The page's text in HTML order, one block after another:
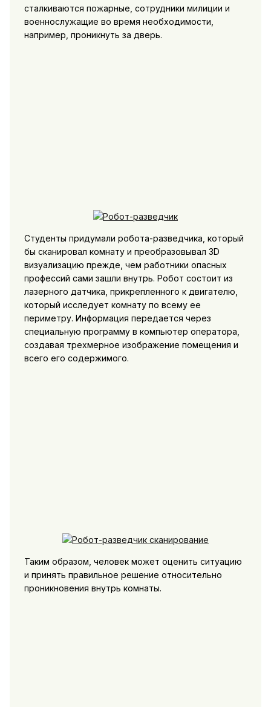
сталкиваются пожарные, сотрудники милиции и
военнослужащие во время необходимости,
например, проникнуть за дверь.
Студенты придумали робота-разведчика, который
бы сканировал комнату и преобразовывал 3D
визуализацию прежде, чем работники опасных
профессий сами зашли внутрь. Робот состоит из
лазерного датчика, прикрепленного к двигателю,
который исследует комнату по всему ее
периметру. Информация передается через
специальную программу в компьютер оператора,
создавая трехмерное изображение помещения и
всего его содержимого.
Таким образом, человек может оценить ситуацию
и принять правильное решение относительно
проникновения внутрь комнаты.